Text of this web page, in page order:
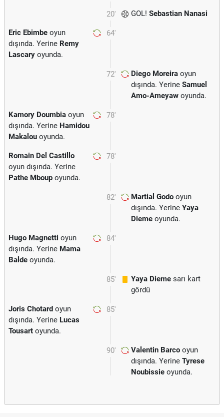
20' GOL! Sebastian Nanasi
64'
Eric Ebimbe oyun
dışında. Yerine Remy
Lascary oyunda.
72' Diego Moreira oyun
dışında. Yerine Samuel
Amo-Ameyaw oyunda.
78'
Kamory Doumbia oyun
dışında. Yerine Hamidou
Makalou oyunda.
78'
Romain Del Castillo
oyun dışında. Yerine
Pathe Mboup oyunda.
82' Martial Godo oyun
dışında. Yerine Yaya
Dieme oyunda.
84'
Hugo Magnetti oyun
dışında. Yerine Mama
Balde oyunda.
85' Yaya Dieme sarı kart
gördü
85'
Joris Chotard oyun
dışında. Yerine Lucas
Tousart oyunda.
90' Valentin Barco oyun
dışında. Yerine Tyrese
Noubissie oyunda.